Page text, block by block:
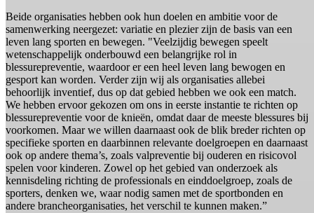
Beide organisaties hebben ook hun doelen en ambitie voor de
samenwerking neergezet: variatie en plezier zijn de basis van een
leven lang sporten en bewegen. "Veelzijdig bewegen speelt
wetenschappelijk onderbouwd een belangrijke rol in
blessurepreventie, waardoor er een heel leven lang bewogen en
gesport kan worden. Verder zijn wij als organisaties allebei
behoorlijk inventief, dus op dat gebied hebben we ook een match.
We hebben ervoor gekozen om ons in eerste instantie te richten op
blessurepreventie voor de knieën, omdat daar de meeste blessures bij
voorkomen. Maar we willen daarnaast ook de blik breder richten op
specifieke sporten en daarbinnen relevante doelgroepen en daarnaast
ook op andere thema’s, zoals valpreventie bij ouderen en risicovol
spelen voor kinderen. Zowel op het gebied van onderzoek als
kennisdeling richting de professionals en einddoelgroep, zoals de
sporters, denken we, waar nodig samen met de sportbonden en
andere brancheorganisaties, het verschil te kunnen maken.”